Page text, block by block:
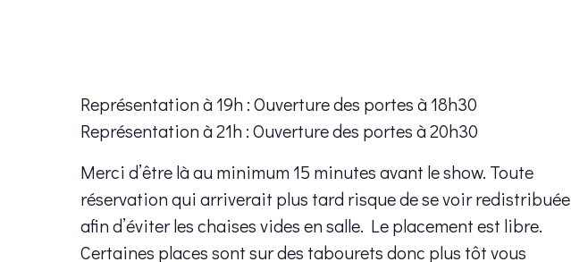
Représentation à 19h : Ouverture des portes à 18h30
Représentation à 21h : Ouverture des portes à 20h30
Merci d’être là au minimum 15 minutes avant le show. Toute
réservation qui arriverait plus tard risque de se voir redistribuée
afin d’éviter les chaises vides en salle. Le placement est libre.
Certaines places sont sur des tabourets donc plus tôt vous